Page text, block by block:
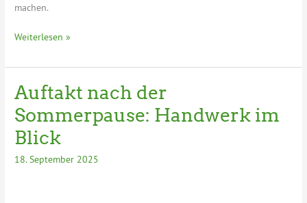
machen.
Arbeiten
Weltladen
Gerlingen
Weiterlesen »
Auftakt nach der
Sommerpause: Handwerk im
Blick
18. September 2025